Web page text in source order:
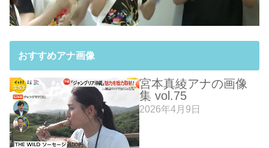
おすすめアナ画像
宮本真綾アナの画像
集 vol.75
2026年4月9日